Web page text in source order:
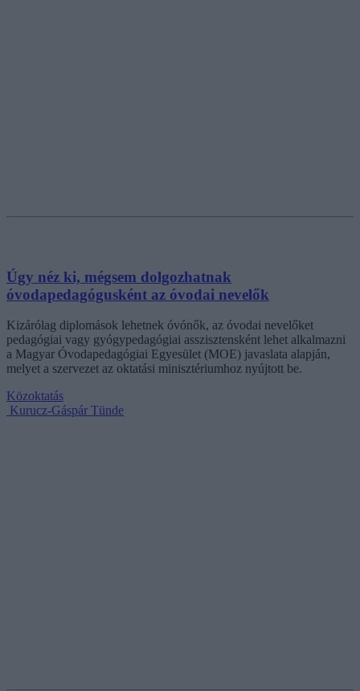
Úgy néz ki, mégsem dolgozhatnak
óvodapedagógusként az óvodai nevelők
Kizárólag diplomások lehetnek óvónők, az óvodai nevelőket
pedagógiai vagy gyógypedagógiai asszisztensként lehet alkalmazni
a Magyar Óvodapedagógiai Egyesület (MOE) javaslata alapján,
melyet a szervezet az oktatási minisztériumhoz nyújtott be.
Közoktatás
Kurucz-Gáspár Tünde